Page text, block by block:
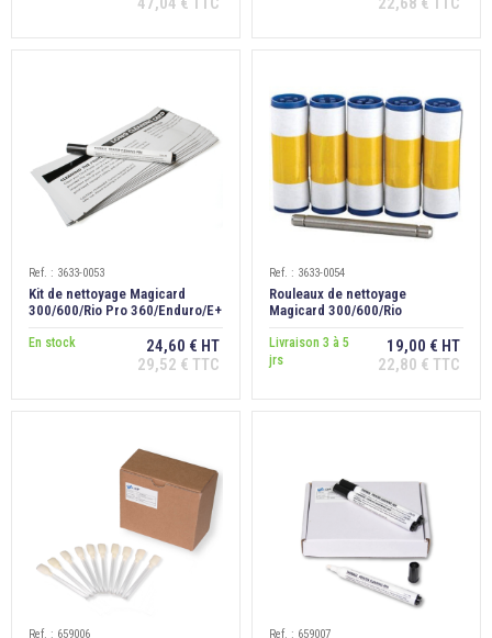
Ref. : 3633-0053
Kit de nettoyage Magicard
300/600/Rio Pro 360/Enduro/E+
En stock
24,60 € HT
29,52 € TTC
Ref. : 3633-0054
Rouleaux de nettoyage
Magicard 300/600/Rio
Livraison 3 à 5
jrs
19,00 € HT
22,80 € TTC
Ref. : 659006 Ref. : 659007